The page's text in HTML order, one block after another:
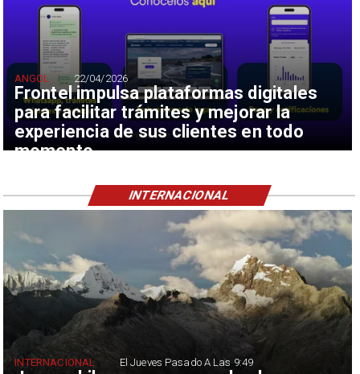
Frontel impulsa plataformas digitales
para facilitar trámites y mejorar la
experiencia de sus clientes en todo
momento
ANGOL 22/04/2026
INTERNACIONAL El Jueves Pasado A Las 9:49
INTERNACIONAL